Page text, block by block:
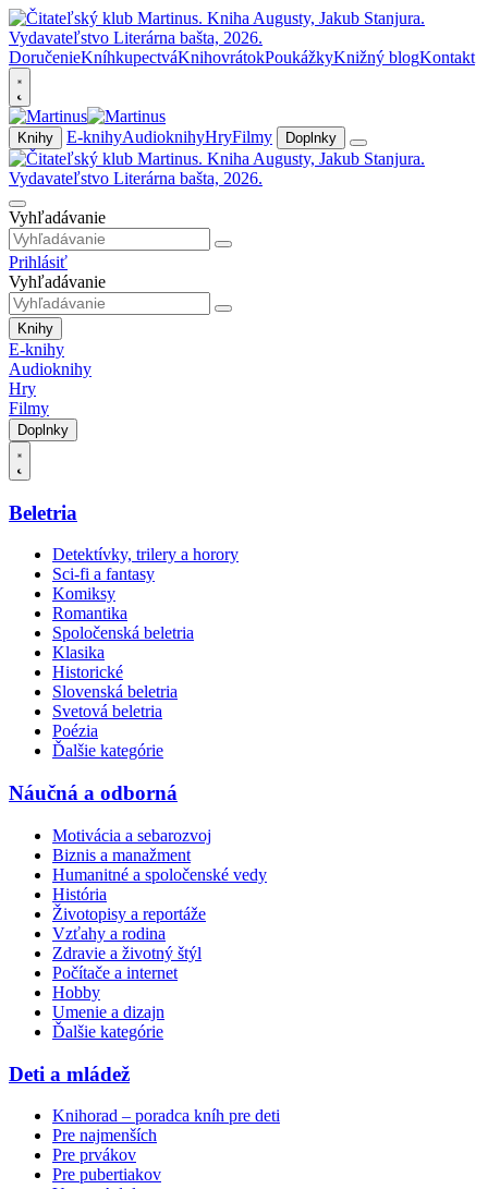
DoručenieKníhkupectváKnihovrátokPoukážkyKnižný blogKontakt
Knihy E-knihyAudioknihyHryFilmy Doplnky
Vyhľadávanie
Prihlásiť
Vyhľadávanie
Knihy
E-knihy
Audioknihy
Hry
Filmy
Doplnky
Beletria
Detektívky, trilery a horory
Sci-fi a fantasy
Komiksy
Romantika
Spoločenská beletria
Klasika
Historické
Slovenská beletria
Svetová beletria
Poézia
Ďalšie kategórie
Náučná a odborná
Motivácia a sebarozvoj
Biznis a manažment
Humanitné a spoločenské vedy
História
Životopisy a reportáže
Vzťahy a rodina
Zdravie a životný štýl
Počítače a internet
Hobby
Umenie a dizajn
Ďalšie kategórie
Deti a mládež
Knihorad – poradca kníh pre deti
Pre najmenších
Pre prvákov
Pre pubertiakov